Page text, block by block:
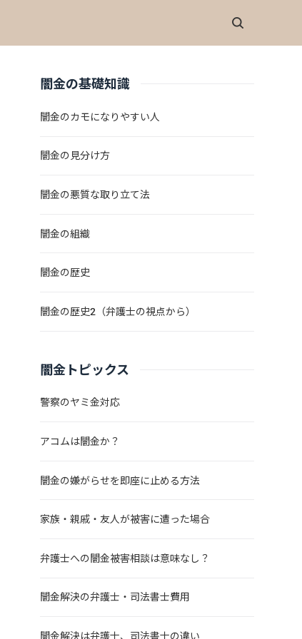
闇金の基礎知識
闇金のカモになりやすい人
闇金の見分け方
闇金の悪質な取り立て法
闇金の組織
闇金の歴史
闇金の歴史2（弁護士の視点から）
闇金トピックス
警察のヤミ金対応
アコムは闇金か？
闇金の嫌がらせを即座に止める方法
家族・親戚・友人が被害に遭った場合
弁護士への闇金被害相談は意味なし？
闇金解決の弁護士・司法書士費用
闇金解決は弁護士、司法書士の違い